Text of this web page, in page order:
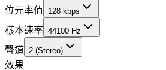
位元率值
128 kbps
樣本速率 44100 Hz
聲道 2 (Stereo)
效果